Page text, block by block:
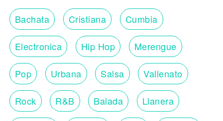
Bachata Cristiana Cumbia
Electronica Hip Hop Merengue
Pop Urbana Salsa Vallenato
Rock R&B Balada Llanera